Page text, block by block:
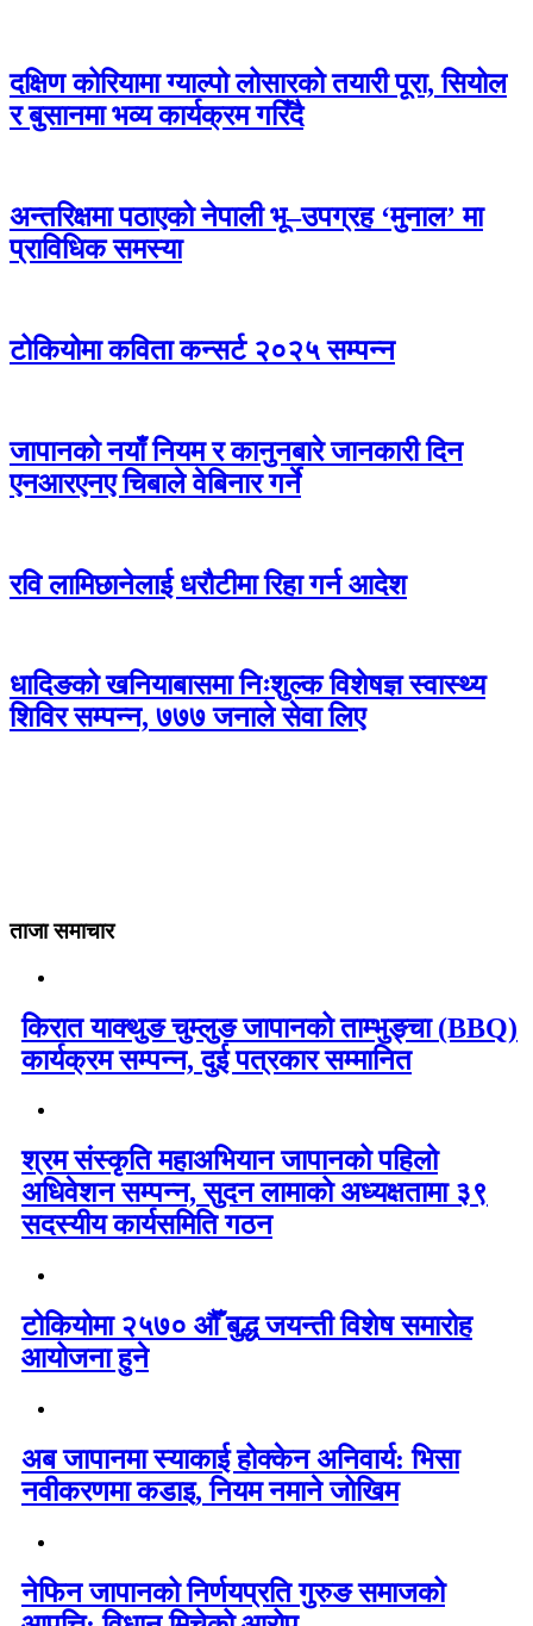
दक्षिण कोरियामा ग्याल्पो लोसारको तयारी पूरा, सियोल
र बुसानमा भव्य कार्यक्रम गरिँदै
अन्तरिक्षमा पठाएको नेपाली भू–उपग्रह ‘मुनाल’ मा
प्राविधिक समस्या
टोकियोमा कविता कन्सर्ट २०२५ सम्पन्न
जापानको नयाँ नियम र कानुनबारे जानकारी दिन
एनआरएनए चिबाले वेबिनार गर्ने
रवि लामिछानेलाई धरौटीमा रिहा गर्न आदेश
धादिङको खनियाबासमा निःशुल्क विशेषज्ञ स्वास्थ्य
शिविर सम्पन्न, ७७७ जनाले सेवा लिए
ताजा समाचार
किरात याक्थुङ चुम्लुङ जापानको ताम्भुङ्चा (BBQ)
कार्यक्रम सम्पन्न, दुई पत्रकार सम्मानित
श्रम संस्कृति महाअभियान जापानको पहिलो
अधिवेशन सम्पन्न, सुदन लामाको अध्यक्षतामा ३९
सदस्यीय कार्यसमिति गठन
टोकियोमा २५७० औँ बुद्ध जयन्ती विशेष समारोह
आयोजना हुने
अब जापानमा स्याकाई होक्केन अनिवार्य: भिसा
नवीकरणमा कडाइ, नियम नमाने जोखिम
नेफिन जापानको निर्णयप्रति गुरुङ समाजको